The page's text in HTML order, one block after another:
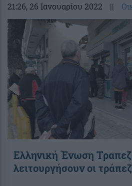
21:26, 26 Ιανουαρίου 2022 ||
Ελληνική Ένωση
λειτουργήσουν οι